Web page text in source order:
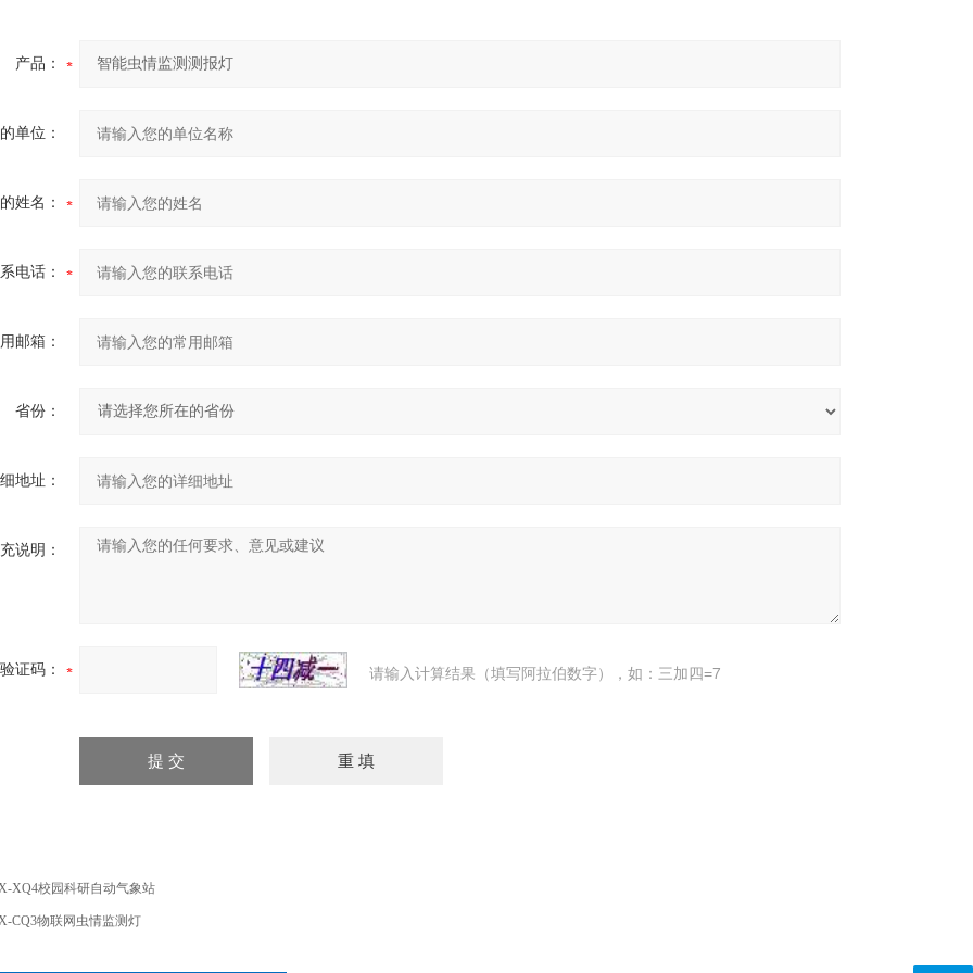
产品：
单位：
姓名：
电话：
邮箱：
省份：
地址：
说明：
验证码： 请输入计算结果（填写阿拉伯数字），如：三加四=7
XQ4校园科研自动气象站
CQ3物联网虫情监测灯